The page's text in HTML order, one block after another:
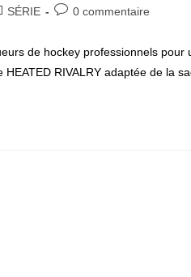
SÉRIE
Commentaires
publication :
0 commentaire
de hockey professionnels
RIVALRY adaptée de la